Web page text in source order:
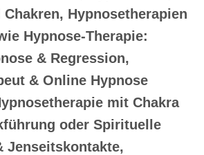
Hypnosetherapien
Hypnose-Therapie:
& Regression,
& Online Hypnose
mit Chakra
oder Spirituelle
Jenseitskontakte,